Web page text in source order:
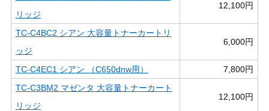
リッジ
12,100円
TC-C4BC2 シアン 大容量トナーカートリ
ッジ
6,000円
TC-C4EC1 シアン （C650dnw用）
7,800円
TC-C3BM2 マゼンタ 大容量トナーカート
リッジ
12,100円